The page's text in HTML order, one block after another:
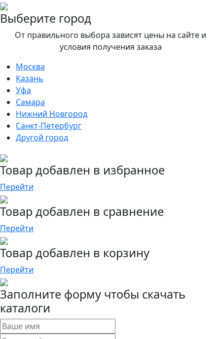
Выберите город
От правильного выбора зависят цены на сайте и
условия получения заказа
Москва
Казань
Уфа
Самара
Нижний Новгород
Санкт-Петербург
Другой город
Товар добавлен в избранное
Перейти
Товар добавлен в сравнение
Перейти
Товар добавлен в корзину
Перейти
Заполните форму чтобы скачать
каталоги